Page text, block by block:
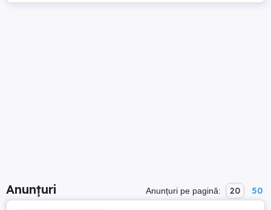
Anunțuri Anunțuri pe pagină: 20 50